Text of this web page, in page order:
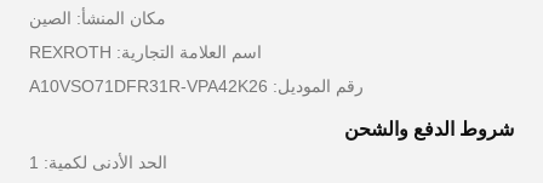
مكان المنشأ: الصين
اسم العلامة التجارية: REXROTH
رقم الموديل: A10VSO71DFR31R-VPA42K26
شروط الدفع والشحن
الحد الأدنى لكمية: 1